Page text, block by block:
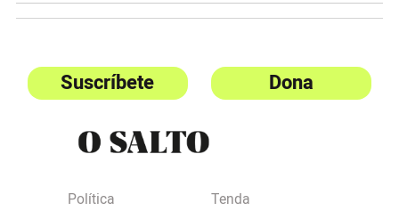
Suscríbete Dona
Política
Tenda